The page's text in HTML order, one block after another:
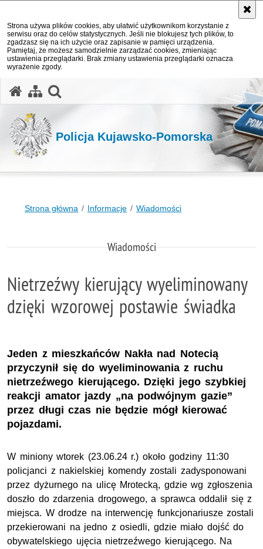
Strona używa plików cookies, aby ułatwić użytkownikom korzystanie z
serwisu oraz do celów statystycznych. Jeśli nie blokujesz tych plików, to
zgadzasz się na ich użycie oraz zapisanie w pamięci urządzenia.
Pamiętaj, że możesz samodzielnie zarządzać cookies, zmieniając
ustawienia przeglądarki. Brak zmiany ustawienia przeglądarki oznacza
wyrażenie zgody.
Policja Kujawsko-Pomorska
Strona główna Informacje Wiadomości
Wiadomości
Nietrzeźwy kierujący wyeliminowany
dzięki wzorowej postawie świadka
Jeden z mieszkańców Nakła nad Notecią
przyczynił się do wyeliminowania z ruchu
nietrzeźwego kierującego. Dzięki jego szybkiej
reakcji amator jazdy „na podwójnym gazie”
przez długi czas nie będzie mógł kierować
pojazdami.
W miniony wtorek (23.06.24 r.) około godziny 11:30
policjanci z nakielskiej komendy zostali zadysponowani
przez dyżurnego na ulicę Mrotecką, gdzie wg zgłoszenia
doszło do zdarzenia drogowego, a sprawca oddalił się z
miejsca. W drodze na interwencję funkcjonariusze zostali
przekierowani na jedno z osiedli, gdzie miało dojść do
obywatelskiego ujęcia nietrzeźwego kierującego. Na